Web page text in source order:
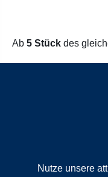
Ab 5 Stück des
Nutze unsere